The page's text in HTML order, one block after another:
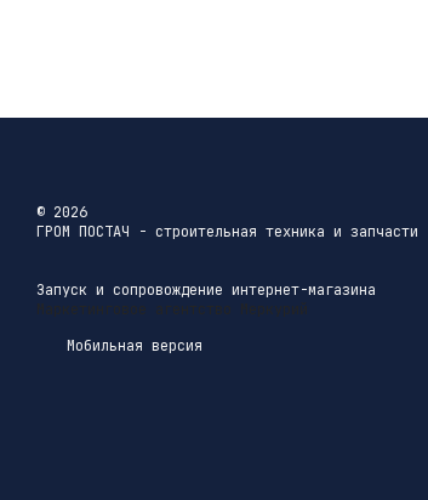
© 2026
ГРОМ ПОСТАЧ - строительная техника и запчасти
Запуск и сопровождение интернет-магазина
Маркетинговое агентство Меркурий
Мобильная версия